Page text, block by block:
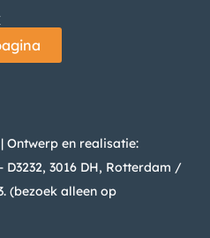
Ontwerp en realisatie:
D3232, 3016 DH, Rotterdam /
(bezoek alleen op